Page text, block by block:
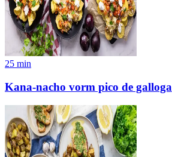
25 min
Kana-nacho vorm pico de galloga